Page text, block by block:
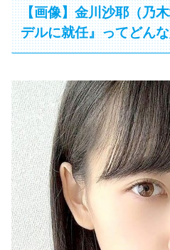
【画像】金川沙耶（乃
デルに就任』ってどん